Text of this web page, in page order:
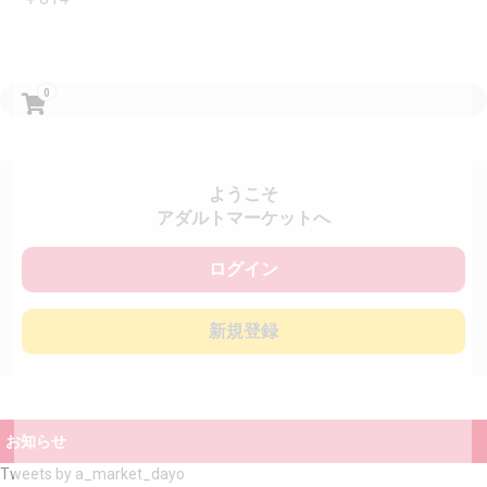
0
ようこそ
アダルトマーケットへ
ログイン
新規登録
お知らせ
Tweets by a_market_dayo